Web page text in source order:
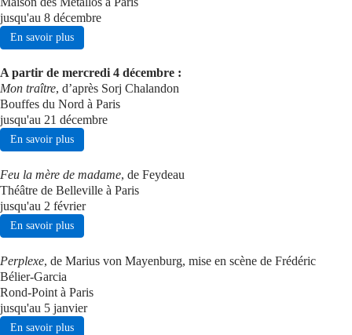
jusqu'au 8 décembre
En savoir plus
A partir de mercredi 4 décembre :
Mon traître, d’après Sorj Chalandon
Bouffes du Nord à Paris
jusqu'au 21 décembre
En savoir plus
Feu la mère de madame, de Feydeau
Théâtre de Belleville à Paris
jusqu'au 2 février
En savoir plus
Perplexe, de Marius von Mayenburg, mise en scène de Frédéric
Bélier-Garcia
Rond-Point à Paris
jusqu'au 5 janvier
En savoir plus